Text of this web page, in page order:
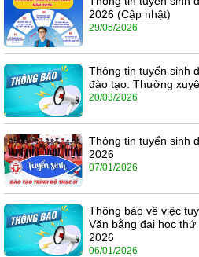
2026 (Cập nhật)
29/05/2026
Thông tin tuyển sinh
đào tạo: Thường
20/03/2026
Thông tin tuyển sinh
2026
07/01/2026
Thông báo về việc
Văn bằng đại học
2026
06/01/2026